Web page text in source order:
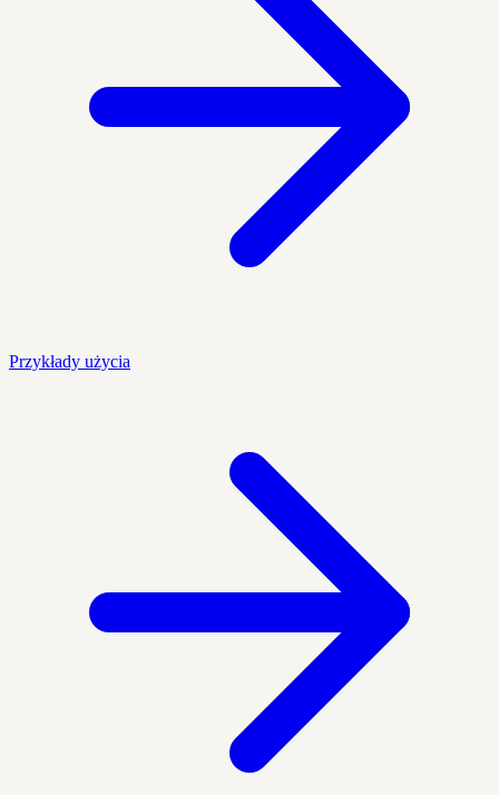
Przykłady użycia